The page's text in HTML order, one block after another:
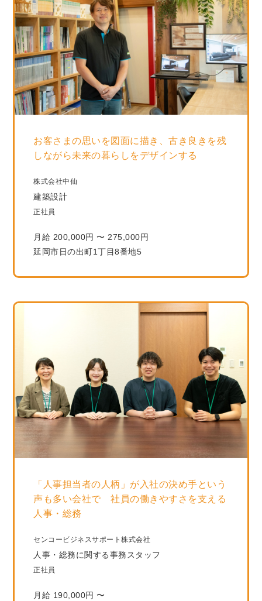
お客さまの思いを図面に描き、古き良きを残
しながら未来の暮らしをデザインする
株式会社中仙
建築設計
正社員
月給 200,000円 〜 275,000円
延岡市日の出町1丁目8番地5
「人事担当者の人柄」が入社の決め手という
声も多い会社で 社員の働きやすさを支える
人事・総務
センコービジネスサポート株式会社
人事・総務に関する事務スタッフ
正社員
月給 190,000円 〜